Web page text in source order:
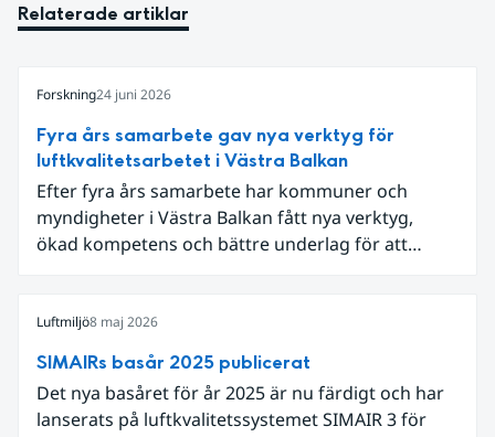
Relaterade artiklar
Forskning24 juni 2026
Fyra års samarbete gav nya verktyg för
luftkvalitetsarbetet i Västra Balkan
Efter fyra års samarbete har kommuner och
myndigheter i Västra Balkan fått nya verktyg,
ökad kompetens och bättre underlag för att
Partnership for Improving Air Quality in the
Western Balkans stod resultaten i fokus, från
lokala utsläppsinventeringar till nya digitala
verktyg för att analysera och kommunicera
luftkvalitetsdata.
Luftmiljö8 maj 2026
SIMAIRs basår 2025 publicerat
Det nya basåret för år 2025 är nu färdigt och har
lanserats på luftkvalitetssystemet SIMAIR 3 för